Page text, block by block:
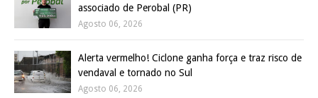
associado de Perobal (PR)
Agosto 06, 2026
Alerta vermelho! Ciclone ganha força e traz risco de
vendaval e tornado no Sul
Agosto 06, 2026